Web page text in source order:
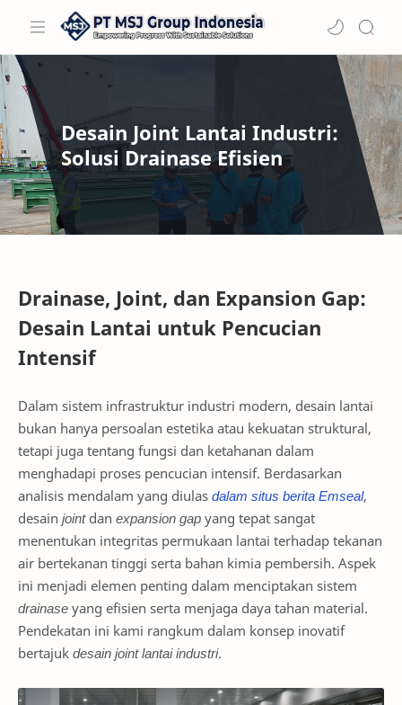
Desain Joint Lantai Industri:
Solusi Drainase Efisien
Drainase, Joint, dan Expansion Gap:
Desain Lantai untuk Pencucian
Intensif
Dalam sistem infrastruktur industri modern, desain lantai
bukan hanya persoalan estetika atau kekuatan struktural,
tetapi juga tentang fungsi dan ketahanan dalam
menghadapi proses pencucian intensif. Berdasarkan
analisis mendalam yang diulas dalam situs berita Emseal,
desain jointdan expansion gap yang tepat sangat
menentukan integritas permukaan lantai terhadap tekanan
air bertekanan tinggi serta bahan kimia pembersih. Aspek
ini menjadi elemen penting dalam menciptakan sistem
drainase yang efisien serta menjaga daya tahan material.
Pendekatan ini kami rangkum dalam konsep inovatif
bertajuk desain joint lantai industri.